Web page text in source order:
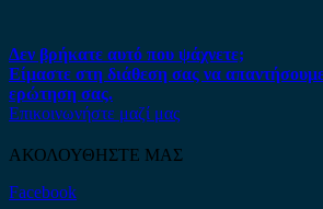
Δεν βρήκατε αυτό που ψάχνετε;
Είμαστε στη διάθεση σας να
ερώτηση σας.
Επικοινωνήστε μαζί μας
ΑΚΟΛΟΥΘΗΣΤΕ ΜΑΣ
Facebook